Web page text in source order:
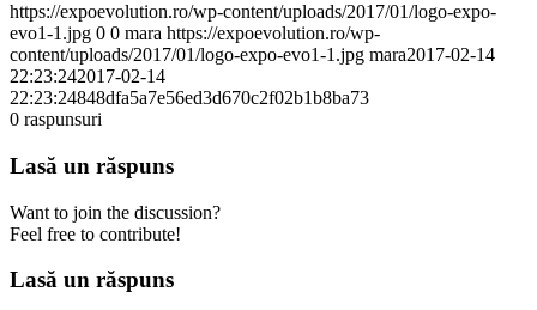
https://expoevolution.ro/wp-content/uploads/2017/01/logo-expo-
evo1-1.jpg 0 0 mara https://expoevolution.ro/wp-
content/uploads/2017/01/logo-expo-evo1-1.jpg mara2017-02-14
22:23:242017-02-14
22:23:24848dfa5a7e56ed3d670c2f02b1b8ba73
0 raspunsuri
Lasă un răspuns
Want to join the discussion?
Feel free to contribute!
Lasă un răspuns